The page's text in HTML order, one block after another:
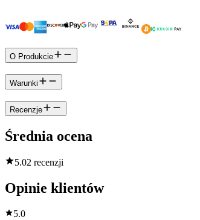
O Produkcie
Warunki
Recenzje
Średnia ocena
5.02 recenzji
Opinie klientów
5.0